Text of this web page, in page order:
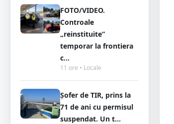
FOTO/VIDEO.
Controale
„reinstituite”
temporar la frontiera
c...
11 ore • Locale
Șofer de TIR, prins la
71 de ani cu permisul
suspendat. Un t...